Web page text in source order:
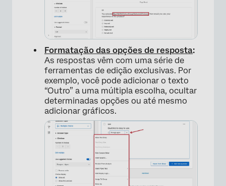
Formatação das opções de resposta:
As respostas vêm com uma série de
ferramentas de edição exclusivas. Por
exemplo, você pode adicionar o texto
“Outro” a uma múltipla escolha, ocultar
determinadas opções ou até mesmo
adicionar gráficos.